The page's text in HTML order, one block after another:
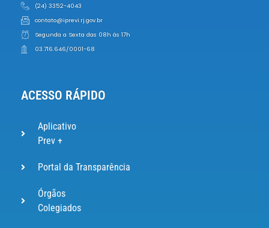
(24) 3352-4043
contato@iprevi.rj.gov.br
Segunda a Sexta das 08h às 17h
03.716.646/0001-68
ACESSO RÁPIDO
Aplicativo
Prev +
Portal da Transparência
Órgãos
Colegiados